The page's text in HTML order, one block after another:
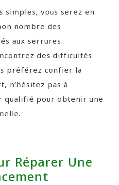
simples, vous serez en
nombre des
aux serrures.
des difficultés
préférez confier la
n’hésitez pas à
qualifié pour obtenir une
Réparer Une